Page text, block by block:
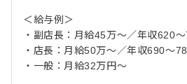
＜給与例＞
・副店長：月給45万～／年収620
・店長：月給50万～／年収690～
・一般：月給32万円～